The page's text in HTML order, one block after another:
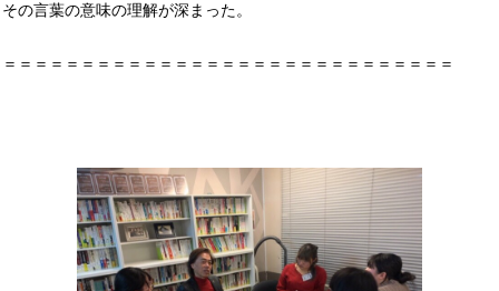
その言葉の意味の理解が深まった。
＝＝＝＝＝＝＝＝＝＝＝＝＝＝＝＝＝＝＝＝＝＝＝＝＝＝＝＝＝